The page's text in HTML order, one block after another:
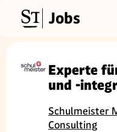
Jobs
Experte
und -
Schulmeister
Consulting